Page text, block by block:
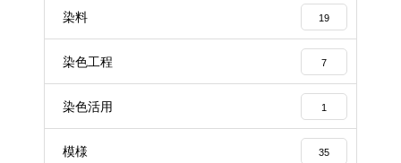
染料 19
染色工程 7
染色活用 1
模様 35